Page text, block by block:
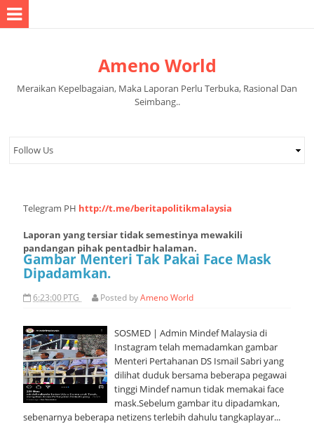
Ameno World
Meraikan Kepelbagaian, Maka Laporan Perlu Terbuka, Rasional Dan
Seimbang..
Telegram PH http://t.me/beritapolitikmalaysia
Laporan yang tersiar tidak semestinya mewakili
pandangan pihak pentadbir halaman.
Gambar Menteri Tak Pakai Face Mask
Dipadamkan.
6:23:00 PTG Posted byAmeno World
SOSMED | Admin Mindef Malaysia di
Instagram telah memadamkan gambar
Menteri Pertahanan DS Ismail Sabri yang
dilihat duduk bersama beberapa pegawai
tinggi Mindef namun tidak memakai face
mask.Sebelum gambar itu dipadamkan,
sebenarnya beberapa netizens terlebih dahulu tangkaplayar...